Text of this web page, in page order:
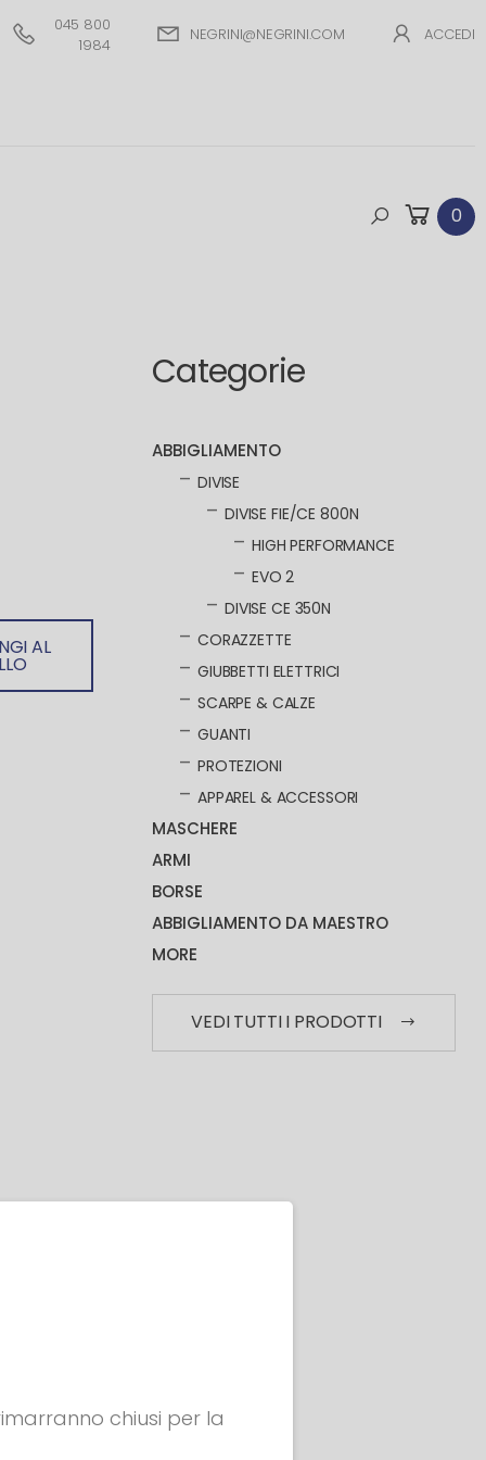
045 800
1984
NEGRINI@NEGRINI.COM ACCEDI
0
AL
Categorie
ABBIGLIAMENTO
DIVISE
DIVISE FIE/CE 800N
HIGH PERFORMANCE
EVO 2
DIVISE CE 350N
CORAZZETTE
GIUBBETTI ELETTRICI
SCARPE & CALZE
GUANTI
PROTEZIONI
APPAREL & ACCESSORI
MASCHERE
ARMI
BORSE
ABBIGLIAMENTO DA MAESTRO
MORE
VEDI TUTTI I PRODOTTI
chiusi per la